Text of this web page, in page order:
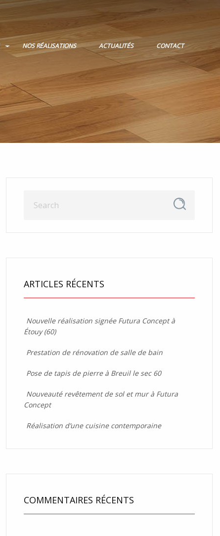
NOS RÉALISATIONS ACTUALITÉS CONTACT
ARTICLES RÉCENTS
Nouvelle réalisation signée Futura Concept à
Étouy (60)
Prestation de rénovation de salle de bain
Pose de tapis de pierre à Breuil le sec 60
Nouveauté revêtement de sol et mur à Futura
Concept
Réalisation d’une cuisine contemporaine
COMMENTAIRES RÉCENTS